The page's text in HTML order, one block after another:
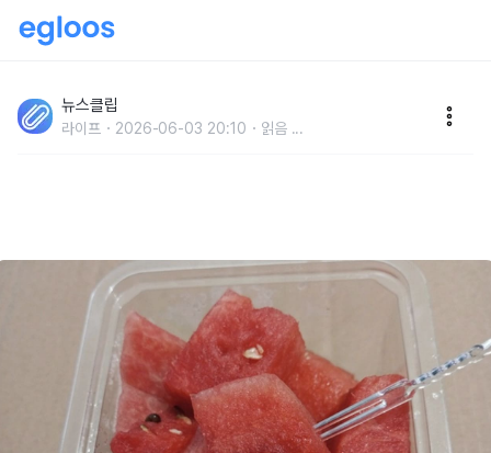
냉장실 말고 냉동실에 넣어두면 생기는 놀라운 일
뉴스클립
라이프 2026-06-03 20:10 읽음 ...